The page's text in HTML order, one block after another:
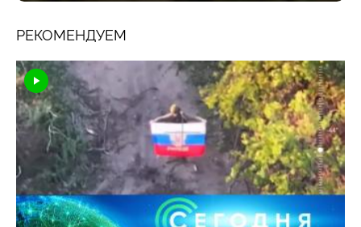
РЕКОМЕНДУЕМ